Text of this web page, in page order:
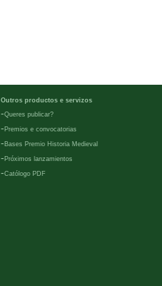
Outros productos e servizos
-Queres publicar?
- Premios e convocatorias
- Bases Premio Historia Medieval
- Próximos lanzamientos
-Católogo PDF